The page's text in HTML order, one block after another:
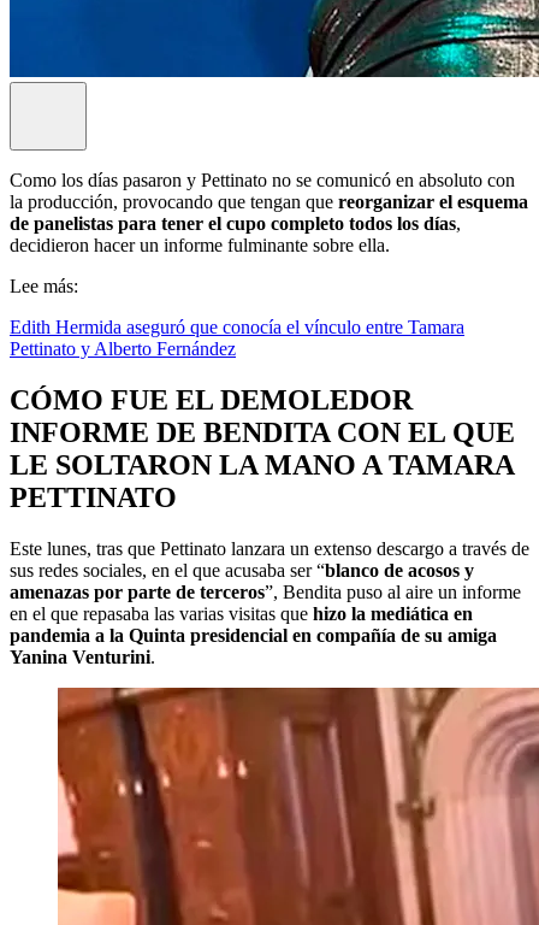
Como los días pasaron y Pettinato no se comunicó en absoluto con
la producción, provocando que tengan que reorganizar el esquema
de panelistas para tener el cupo completo todos los días,
decidieron hacer un informe fulminante sobre ella.
Lee más:
Edith Hermida aseguró que conocía el vínculo entre Tamara
Pettinato y Alberto Fernández
CÓMO FUE EL DEMOLEDOR
INFORME DE BENDITA CON EL QUE
LE SOLTARON LA MANO A TAMARA
PETTINATO
Este lunes, tras que Pettinato lanzara un extenso descargo a través de
sus redes sociales, en el que acusaba ser “blanco de acosos y
amenazas por parte de terceros”, Bendita puso al aire un informe
en el que repasaba las varias visitas que hizo la mediática en
pandemia a la Quinta presidencial en compañía de su amiga
Yanina Venturini.